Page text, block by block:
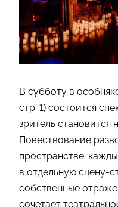
В субботу в
стр. 1) состоится
зритель становится
Повествование
пространстве:
в отдельную сцену-
собственные
сочетает